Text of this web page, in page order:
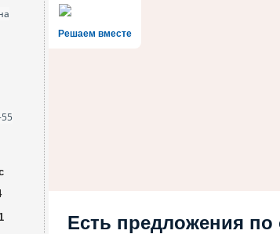
Решаем вместе
Есть предложения по